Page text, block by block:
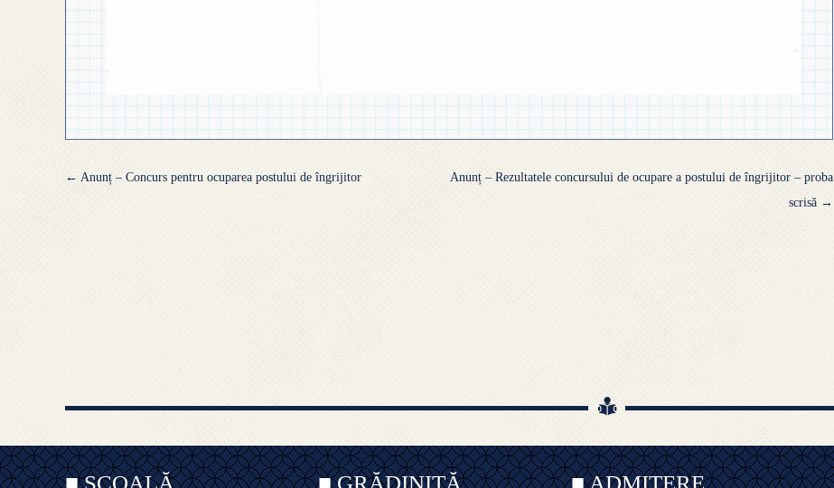
Navigare
← Anunț – Concurs pentru ocuparea postului de îngrijitor
Anunț – Rezultatele concursului de ocupare a postului de îngrijitor – proba
scrisă →
■ ȘCOALĂ ■ GRĂDINIȚĂ ■ ADMITERE